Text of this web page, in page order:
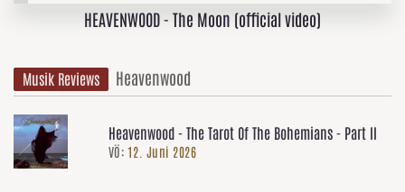
HEAVENWOOD - The Moon (official video)
Musik Reviews Heavenwood
Heavenwood - The Tarot Of The Bohemians - Part II
VÖ: 12. Juni 2026